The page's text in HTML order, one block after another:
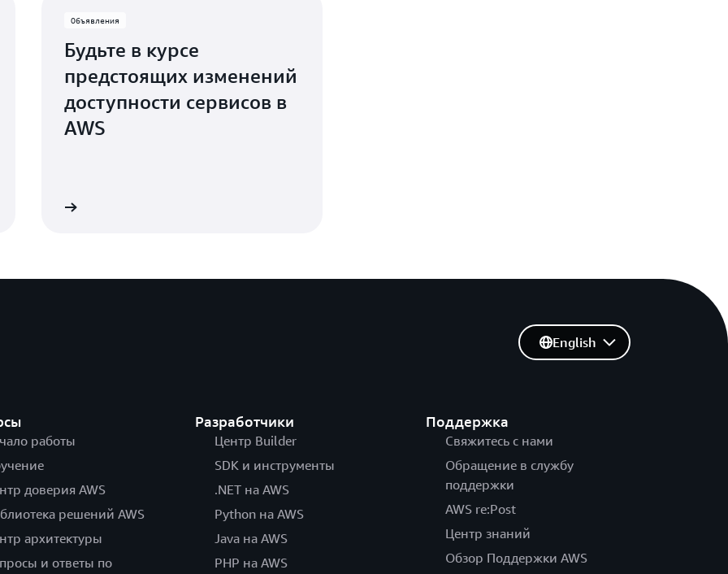
Объявления
Будьте в курсе
предстоящих изменений
доступности сервисов в
AWS
работы
доверия AWS
решений AWS
архитектуры
и ответы по
Разработчики
Центр Builder
SDK и инструменты
.NET на AWS
Python на AWS
Java на AWS
PHP на AWS
Поддержка
Свяжитесь с нами
Обращение в службу
поддержки
AWS re:Post
Центр знаний
Обзор Поддержки AWS
English